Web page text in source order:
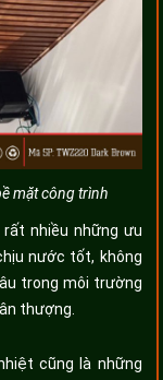
mặt công trình
nhiều những ưu
nước tốt, không
trong môi trường
thượng.
cũng là những